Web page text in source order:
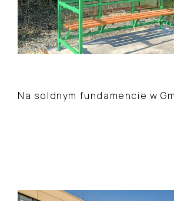
Na soldnym fundamencie w